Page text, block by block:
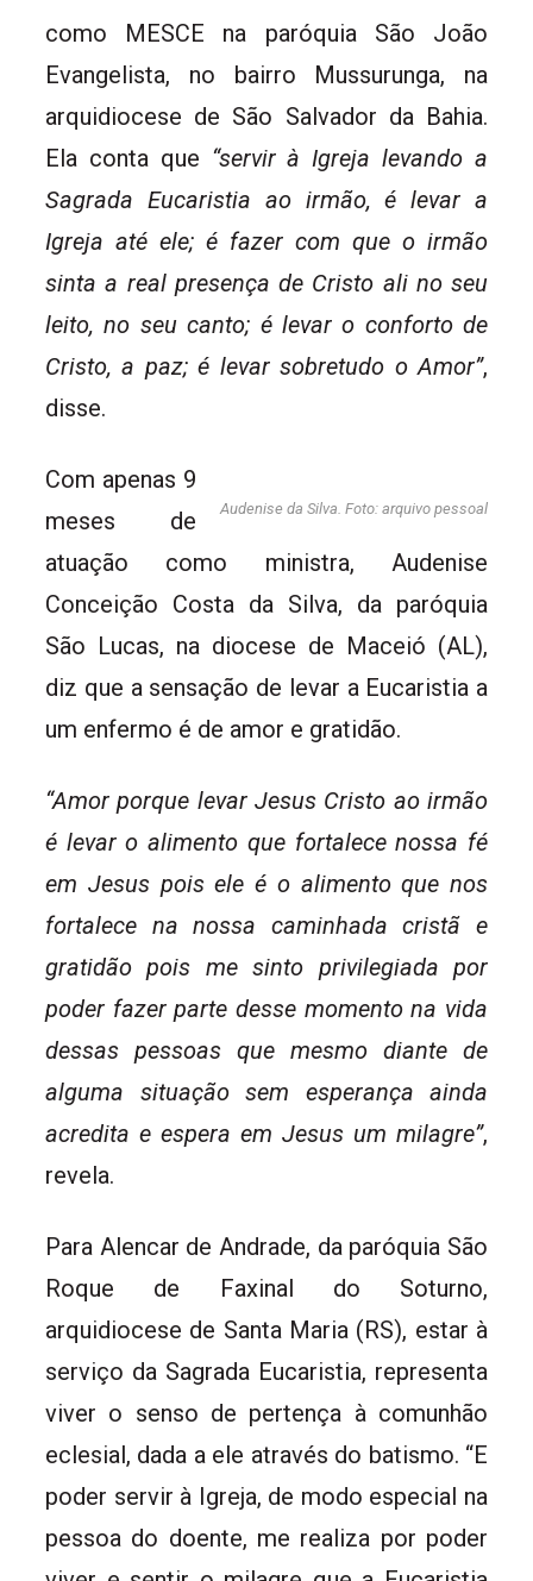
como MESCE na paróquia São João
Evangelista, no bairro Mussurunga, na
arquidiocese de São Salvador da Bahia.
Ela conta que “servir à Igreja levando a
Sagrada Eucaristia ao irmão, é levar a
Igreja até ele; é fazer com que o irmão
sinta a real presença de Cristo ali no seu
leito, no seu canto; é levar o conforto de
Cristo, a paz; é levar sobretudo o Amor”,
disse.
Audenise da Silva. Foto: arquivo pessoal
Com apenas 9
meses de
atuação como ministra, Audenise
Conceição Costa da Silva, da paróquia
São Lucas, na diocese de Maceió (AL),
diz que a sensação de levar a Eucaristia a
um enfermo é de amor e gratidão.
“Amor porque levar Jesus Cristo ao irmão
é levar o alimento que fortalece nossa fé
em Jesus pois ele é o alimento que nos
fortalece na nossa caminhada cristã e
gratidão pois me sinto privilegiada por
poder fazer parte desse momento na vida
dessas pessoas que mesmo diante de
alguma situação sem esperança ainda
acredita e espera em Jesus um milagre”,
revela.
Para Alencar de Andrade, da paróquia São
Roque de Faxinal do Soturno,
arquidiocese de Santa Maria (RS), estar à
serviço da Sagrada Eucaristia, representa
viver o senso de pertença à comunhão
eclesial, dada a ele através do batismo. “E
poder servir à Igreja, de modo especial na
pessoa do doente, me realiza por poder